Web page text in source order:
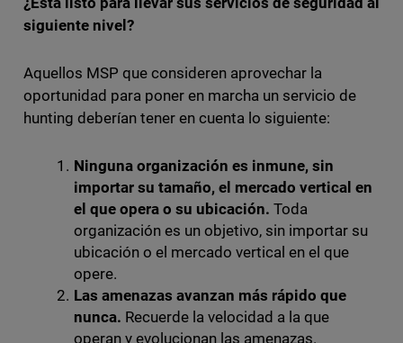
siguiente nivel?
Aquellos MSP que consideren aprovechar la
oportunidad para poner en marcha un servicio de
hunting deberían tener en cuenta lo siguiente:
Ninguna organización es inmune, sin
importar su tamaño, el mercado vertical en
el que opera o su ubicación. Toda
organización es un objetivo, sin importar su
ubicación o el mercado vertical en el que
opere.
Las amenazas avanzan más rápido que
nunca. Recuerde la velocidad a la que
operan y evolucionan las amenazas.